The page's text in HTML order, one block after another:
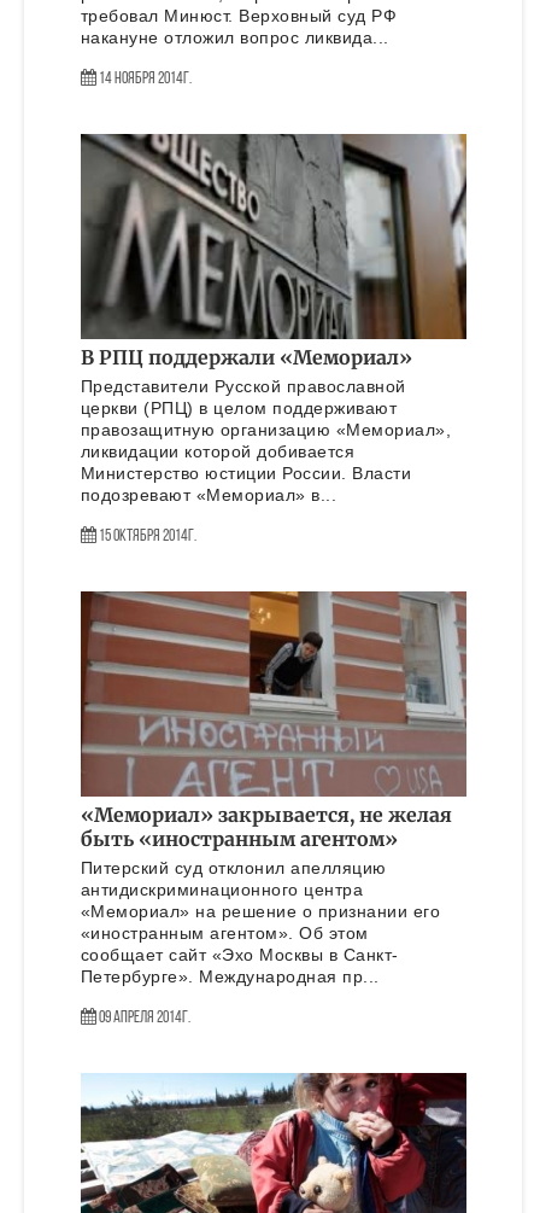
требовал Минюст. Верховный суд РФ
накануне отложил вопрос ликвида...
14 Ноября 2014г.
В РПЦ поддержали «Мемориал»
Представители Русской православной
церкви (РПЦ) в целом поддерживают
правозащитную организацию «Мемориал»,
ликвидации которой добивается
Министерство юстиции России. Власти
подозревают «Мемориал» в...
15 Октября 2014г.
«Мемориал» закрывается, не желая
быть «иностранным агентом»
Питерский суд отклонил апелляцию
антидискриминационного центра
«Мемориал» на решение о признании его
«иностранным агентом». Об этом
сообщает сайт «Эхо Москвы в Санкт-
Петербурге». Международная пр...
09 Апреля 2014г.